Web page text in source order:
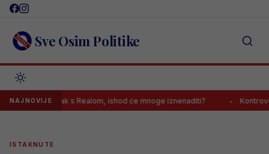
Skip
content Sve Osim Politike
NAJNOVIJE
sastanak s Realom, ishod će mnoge iznenaditi? Kontroverzni
ISTAKNUTE